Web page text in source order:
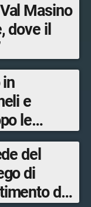
Masino
dove il
in
e
le
delle
del
di
da